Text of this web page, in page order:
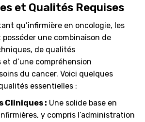
et Qualités Requises
qu’infirmière en oncologie, les
une combinaison de
de qualités
d’une compréhension
du cancer. Voici quelques
essentielles :
Cliniques : Une solide base en
y compris l’administration